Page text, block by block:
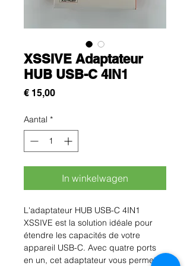
XSSIVE Adaptateur
HUB USB-C 4IN1
€ 15,00Prijs
Aantal *
In winkelwagen
L'adaptateur HUB USB-C 4IN1
XSSIVE est la solution idéale pour
étendre les capacités de votre
appareil USB-C. Avec quatre ports
en un, cet adaptateur vous permet